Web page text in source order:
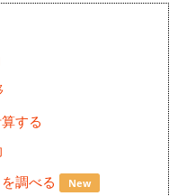
する
調べる New